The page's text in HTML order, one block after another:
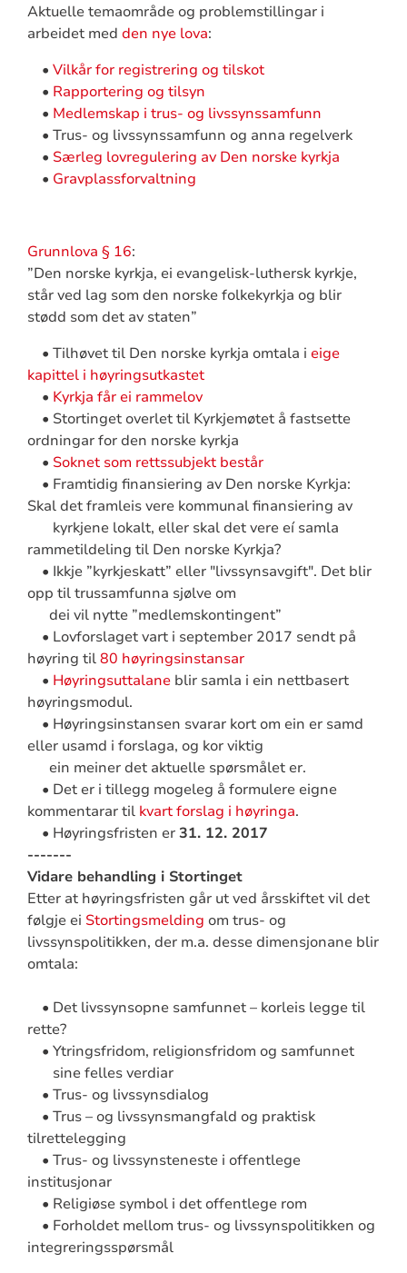
Aktuelle temaområde og problemstillingar i
arbeidet med den nye lova:
• Vilkår for registrering og tilskot
• Rapportering og tilsyn
• Medlemskap i trus- og livssynssamfunn
• Trus- og livssynssamfunn og anna regelverk
• Særleg lovregulering av Den norske kyrkja
• Gravplassforvaltning
Grunnlova § 16:
”Den norske kyrkja, ei evangelisk-luthersk kyrkje,
står ved lag som den norske folkekyrkja og blir
stødd som det av staten”
• Tilhøvet til Den norske kyrkja omtala i eige
kapittel i høyringsutkastet
• Kyrkja får ei rammelov
• Stortinget overlet til Kyrkjemøtet å fastsette
ordningar for den norske kyrkja
• Soknet som rettssubjekt består
• Framtidig finansiering av Den norske Kyrkja:
Skal det framleis vere kommunal finansiering av
kyrkjene lokalt, eller skal det vere eí samla
rammetildeling til Den norske Kyrkja?
• Ikkje ”kyrkjeskatt” eller "livssynsavgift". Det blir
opp til trussamfunna sjølve om
dei vil nytte ”medlemskontingent”
• Lovforslaget vart i september 2017 sendt på
høyring til80 høyringsinstansar
• Høyringsuttalaneblir samla i ein nettbasert
høyringsmodul.
• Høyringsinstansen svarar kort om ein er samd
eller usamd i forslaga, og kor viktig
ein meiner det aktuelle spørsmålet er.
• Det er i tillegg mogeleg å formulere eigne
kommentarar til kvart forslag i høyringa.
• Høyringsfristen er31. 12. 2017
-------
Vidare behandling i Stortinget
Etter at høyringsfristen går ut ved årsskiftet vil det
følgje ei Stortingsmelding om trus- og
livssynspolitikken, der m.a. desse dimensjonane blir
omtala:
• Det livssynsopne samfunnet – korleis legge til
rette?
• Ytringsfridom, religionsfridom og samfunnet
sine felles verdiar
• Trus- og livssynsdialog
• Trus – og livssynsmangfald og praktisk
tilrettelegging
• Trus- og livssynsteneste i offentlege
institusjonar
• Religiøse symbol i det offentlege rom
• Forholdet mellom trus- og livssynspolitikken og
integreringsspørsmål